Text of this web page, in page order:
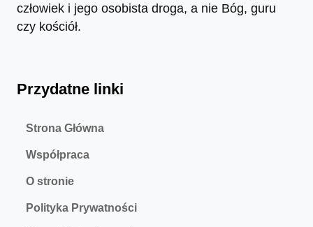
człowiek i jego osobista droga, a nie Bóg, guru
czy kościół.
Przydatne linki
Strona Główna
Współpraca
O stronie
Polityka Prywatności